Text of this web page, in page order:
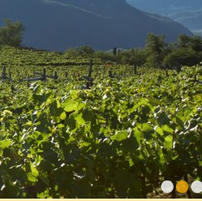
1 2 3